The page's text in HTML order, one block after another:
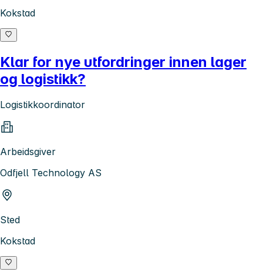
Kokstad
Klar for nye utfordringer innen lager
og logistikk?
Logistikkoordinator
Arbeidsgiver
Odfjell Technology AS
Sted
Kokstad